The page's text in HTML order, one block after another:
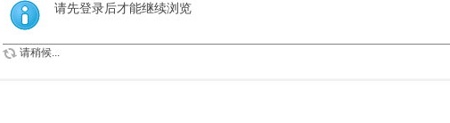
请先登录后才能继续浏览
请稍候...